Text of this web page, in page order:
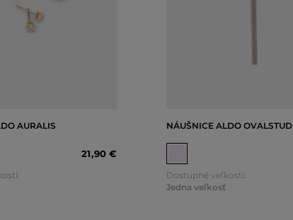
AURALIS
21,90 €
NÁUŠNICE ALDO OVALSTUD
Dostupné veľkosti:
Jedna veľkosť